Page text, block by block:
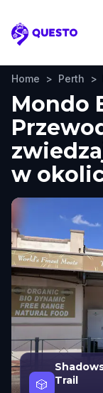
Questo
Home > Perth >
Mondo
w
🎲
Trail